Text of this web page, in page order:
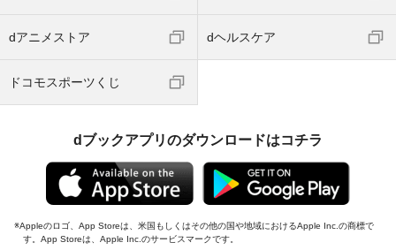
dアニメストア dヘルスケア
ドコモスポーツくじ
dブックアプリのダウンロードはコチラ
Appleのロゴ、App Storeは、米国もしくはその他の国や地域におけるApple Inc.の商標で
す。App Storeは、Apple Inc.のサービスマークです。